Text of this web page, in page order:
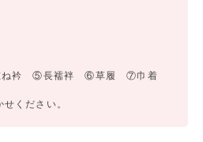
衿 ⑤長襦袢 ⑥草履 ⑦巾着
ください。